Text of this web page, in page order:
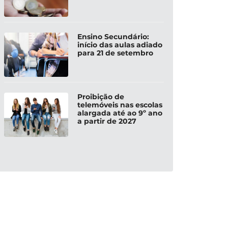
Ensino Secundário:
início das aulas adiado
para 21 de setembro
Proibição de
telemóveis nas escolas
alargada até ao 9º ano
a partir de 2027